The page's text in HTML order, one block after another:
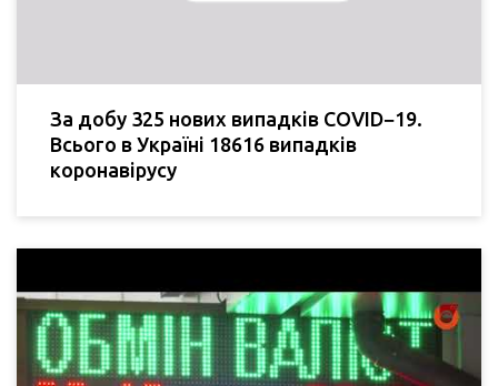
За добу 325 нових випадків COVID−19.
Всього в Україні 18616 випадків
коронавірусу